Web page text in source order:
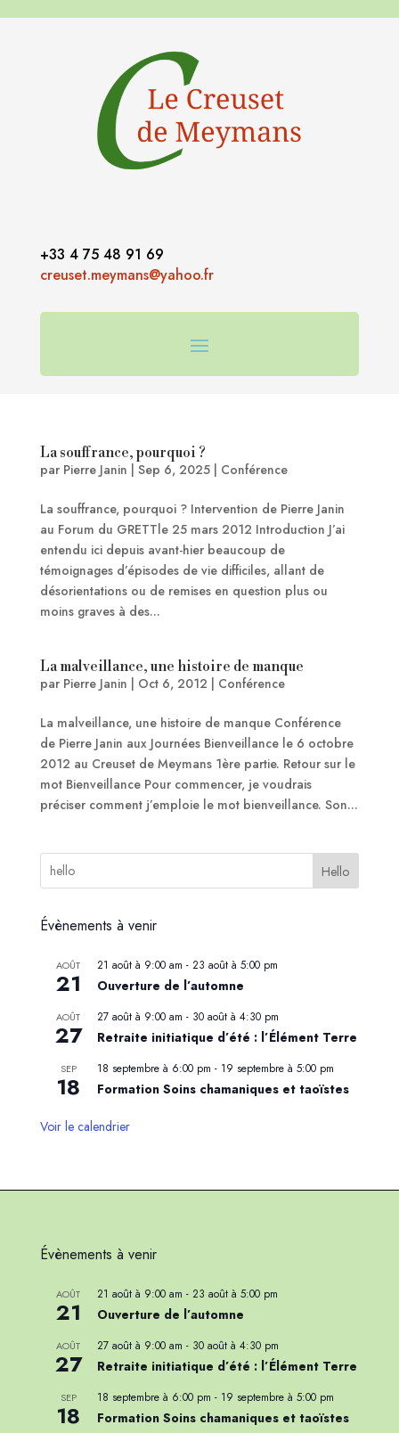
+33 4 75 48 91 69
creuset.meymans@yahoo.fr
La souffrance, pourquoi ?
par Pierre Janin Sep 6, 2025| Conférence
La souffrance, pourquoi ? Intervention de Pierre Janin
au Forum du GRETTle 25 mars 2012 Introduction J’ai
entendu ici depuis avant-hier beaucoup de
témoignages d’épisodes de vie difficiles, allant de
désorientations ou de remises en question plus ou
moins graves à des...
La malveillance, une histoire de manque
par Pierre Janin Oct 6, 2012 Conférence
La malveillance, une histoire de manque Conférence
de Pierre Janin aux Journées Bienveillance le 6 octobre
2012 au Creuset de Meymans 1ère partie. Retour sur le
mot Bienveillance Pour commencer, je voudrais
préciser comment j’emploie le mot bienveillance. Son...
Hello
Évènements à venir
AOÛT
21
21 août à 9:00 am - 23 août à 5:00 pm
Ouverture de l’automne
AOÛT
27
27 août à 9:00 am - 30 août à 4:30 pm
Retraite initiatique d’été : l’Élément Terre
SEP
18
18 septembre à 6:00 pm - 19 septembre à 5:00 pm
Formation Soins chamaniques et taoïstes
Voir le calendrier
Évènements à venir
AOÛT
21
21 août à 9:00 am - 23 août à 5:00 pm
Ouverture de l’automne
AOÛT
27
27 août à 9:00 am - 30 août à 4:30 pm
Retraite initiatique d’été : l’Élément Terre
SEP
18
18 septembre à 6:00 pm - 19 septembre à 5:00 pm
Formation Soins chamaniques et taoïstes